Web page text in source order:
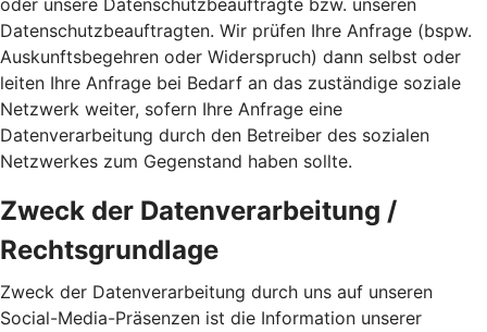
oder unsere Datenschutzbeauftragte bzw. unseren
Datenschutzbeauftragten. Wir prüfen Ihre Anfrage (bspw.
Auskunftsbegehren oder Widerspruch) dann selbst oder
leiten Ihre Anfrage bei Bedarf an das zuständige soziale
Netzwerk weiter, sofern Ihre Anfrage eine
Datenverarbeitung durch den Betreiber des sozialen
Netzwerkes zum Gegenstand haben sollte.
Zweck der Datenverarbeitung /
Rechtsgrundlage
Zweck der Datenverarbeitung durch uns auf unseren
Social-Media-Präsenzen ist die Information unserer